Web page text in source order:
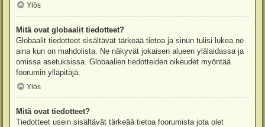
Ylös
Mitä ovat globaalit tiedotteet?
Globaalit tiedotteet sisältävät tärkeää tietoa ja sinun tulisi lukea ne
aina kun on mahdolista. Ne näkyvät jokaisen alueen ylälaidassa ja
omissa asetuksissa. Globaalien tiedotteiden oikeudet myöntää
foorumin ylläpitäjä.
Ylös
Mitä ovat tiedotteet?
Tiedotteet usein sisältävät tärkeää tietoa foorumista jota olet